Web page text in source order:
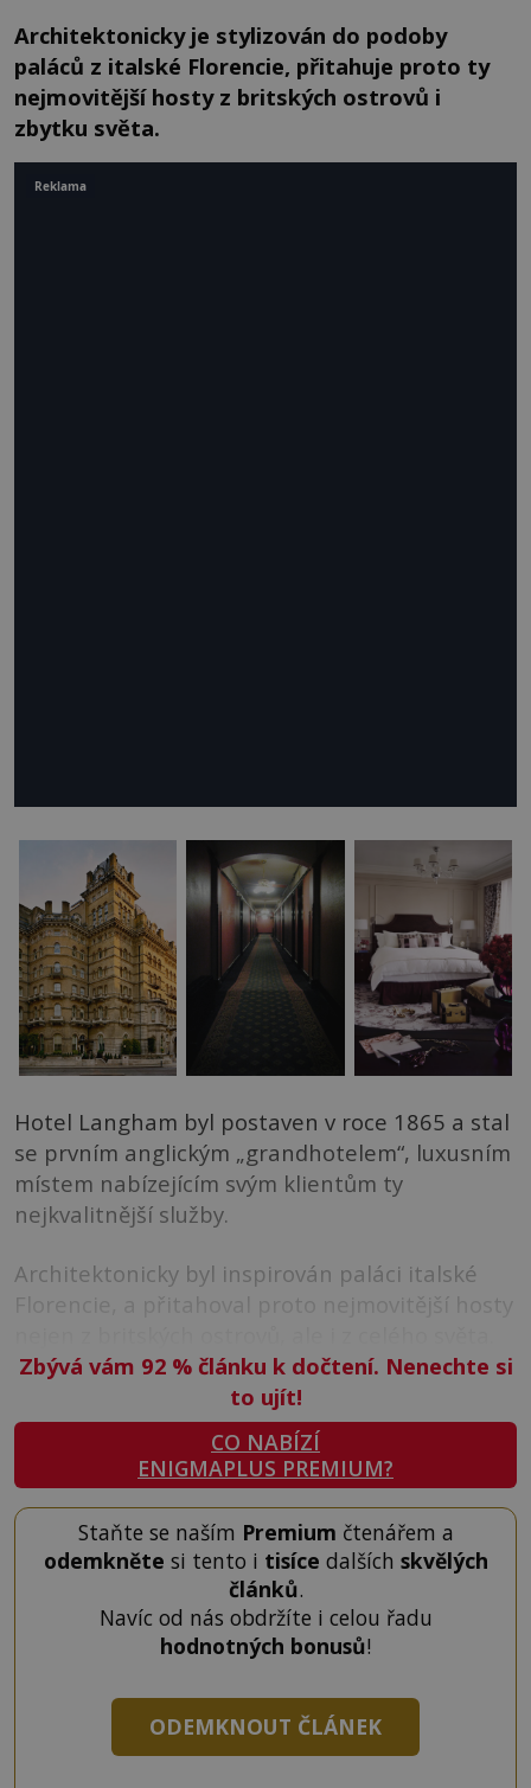
Architektonicky je stylizován do podoby
paláců z italské Florencie, přitahuje proto ty
nejmovitější hosty z britských ostrovů i
zbytku světa.
Hotel Langham byl postaven v roce 1865 a stal
se prvním anglickým „grandhotelem“, luxusním
místem nabízejícím svým klientům ty
nejkvalitnější služby.
Architektonicky byl inspirován paláci italské
Florencie, a přitahoval proto nejmovitější hosty
Zbývá vám 92 %článku k dočtení. Nenechte si
to ujít!
CO NABÍZÍ
ENIGMAPLUS PREMIUM?
Staňte se naším Premium čtenářem a
odemkněte si tento i tisíce dalších skvělých
článků.
Navíc od nás obdržíte i celou řadu
hodnotných bonusů!
ODEMKNOUT ČLÁNEK
Reklama